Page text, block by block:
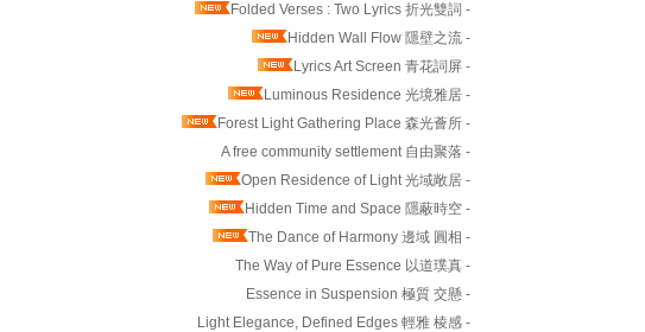
Folded Verses : Two Lyrics 折光雙詞 -
Hidden Wall Flow 隱壁之流 -
Lyrics Art Screen 青花詞屏 -
Luminous Residence 光境雅居 -
Forest Light Gathering Place 森光薈所 -
A free community settlement 自由聚落 -
Open Residence of Light 光域敞居 -
Hidden Time and Space 隱蔽時空 -
The Dance of Harmony 邊域 圓相 -
The Way of Pure Essence 以道璞真 -
Essence in Suspension 極質 交懸 -
Light Elegance, Defined Edges 輕雅 棱感 -